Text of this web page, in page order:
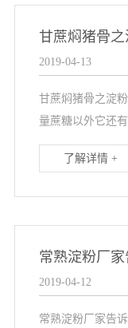
甘蔗焖猪骨
2019-04-13
甘蔗焖猪骨之淀
量蔗糖以外它还
了解详情 +
常熟淀粉厂
2019-04-12
常熟淀粉厂家告